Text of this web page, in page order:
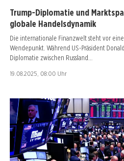
Trump-Diplomatie und
globale Handelsdynamik
Die internationale Finanzwelt steht vor
Wendepunkt. Während US-Präsident
Diplomatie zwischen Russland…
19.08.2025, 08:00 Uhr